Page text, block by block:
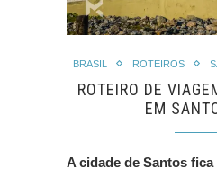
BRASIL ROTEIROS
ROTEIRO DE
EM
A cidade de Santos